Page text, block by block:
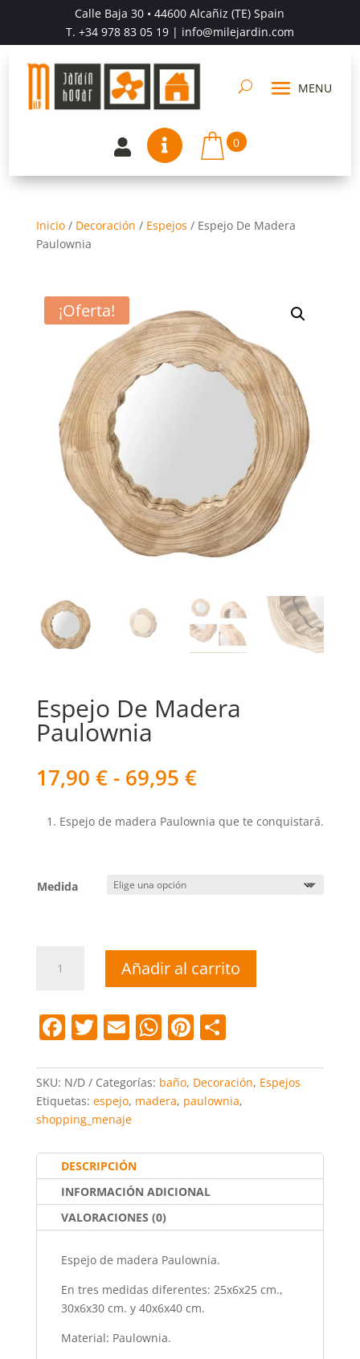
Calle Baja 30 • 44600 Alcañiz (TE) Spain
T. +34 978 83 05 19| info@milejardin.com
  0
Inicio/ Decoración / Espejos / Espejo De Madera
Paulownia
¡Oferta!
Espejo De Madera
Paulownia
17,90 € - 69,95 €Rango
de
precios:
desde
Espejo de madera Paulownia que te conquistará.
Medida
cantidad
Añadir al carrito
F
c
e
b
o
o
k
T
itt
er
E
ai
l
W
at
s
p
p
Pi
er
e
C
m
p
tir
SKU: N/D Categorías: baño, Decoración, Espejos
Etiquetas: espejo, madera, paulownia,
shopping_menaje
DESCRIPCIÓN
INFORMACIÓN ADICIONAL
VALORACIONES (0)
Espejo de madera Paulownia.
En tres medidas diferentes: 25x6x25 cm.,
30x6x30 cm. y 40x6x40 cm.
Material: Paulownia.